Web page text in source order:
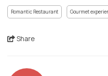
Romantic Restaurant Gourmet
Share